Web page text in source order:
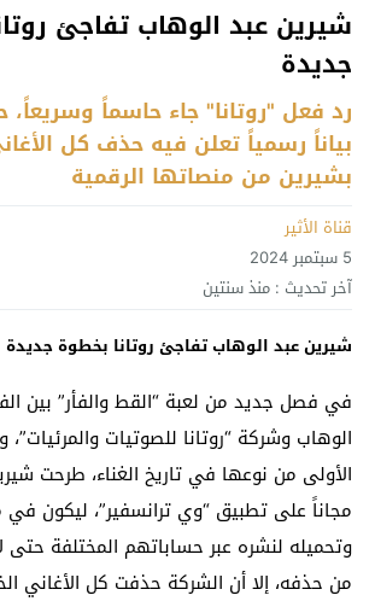
شيرين عبد الوهاب تفاجئ
جديدة
رد فعل "روتانا" جاء حاسماً
بياناً رسمياً تعلن فيه حذف كل
بشيرين من منصاتها الرقمية
قناة الأثير
5 سبتمبر 2024
آخر تحديث : منذ سنتين
شيرين عبد الوهاب تفاجئ روتانا بخطوة جديدة
في فصل جديد من لعبة “القط والفأر” بين
الوهاب وشركة “روتانا للصوتيات
الأولى من نوعها في تاريخ الغناء، طرحت
مجاناً على تطبيق “وي ترانسفير”، ليكون
وتحميله لنشره عبر حساباتهم المختلفة حتى
من حذفه، إلا أن الشركة حذفت كل الأغاني